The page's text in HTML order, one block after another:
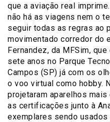
que a aviação real
não há as viagens nem o
seguir todas as regras ao
movimentado corredor do
Fernandez, da MFSim,
sete anos no Parque
Campos (SP) já com os
o voo virtual como hobby.
projetaram aparelhos
as certificações junto à
exemplares sendo